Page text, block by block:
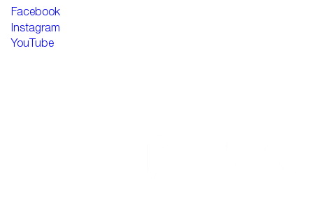
Facebook
Instagram
YouTube